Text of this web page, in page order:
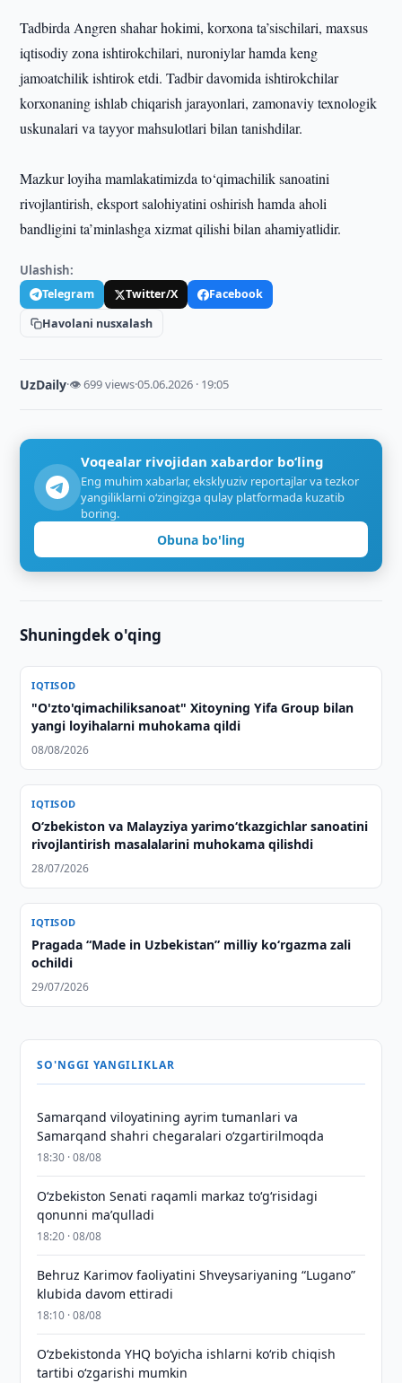
Tadbirda Angren shahar hokimi, korxona ta’sischilari, maxsus
iqtisodiy zona ishtirokchilari, nuroniylar hamda keng
jamoatchilik ishtirok etdi. Tadbir davomida ishtirokchilar
korxonaning ishlab chiqarish jarayonlari, zamonaviy texnologik
uskunalari va tayyor mahsulotlari bilan tanishdilar.
Mazkur loyiha mamlakatimizda to‘qimachilik sanoatini
rivojlantirish, eksport salohiyatini oshirish hamda aholi
bandligini ta’minlashga xizmat qilishi bilan ahamiyatlidir.
Ulashish:
Telegram Twitter/X
Facebook
Havolani nusxalash
UzDaily·👁 699 views·05.06.2026 · 19:05
Voqealar rivojidan xabardor bo‘ling
Eng muhim xabarlar, eksklyuziv reportajlar va tezkor
yangiliklarni o‘zingizga qulay platformada kuzatib
boring.
Obuna bo'ling
Shuningdek o'qing
IQTISOD
"O'zto'qimachiliksanoat" Xitoyning Yifa Group bilan
yangi loyihalarni muhokama qildi
08/08/2026
IQTISOD
Oʻzbekiston va Malayziya yarimoʻtkazgichlar sanoatini
rivojlantirish masalalarini muhokama qilishdi
28/07/2026
IQTISOD
Pragada “Made in Uzbekistan” milliy ko‘rgazma zali
ochildi
29/07/2026
SO'NGGI YANGILIKLAR
Samarqand viloyatining ayrim tumanlari va
Samarqand shahri chegaralari oʻzgartirilmoqda
18:30 · 08/08
Oʻzbekiston Senati raqamli markaz toʻgʻrisidagi
qonunni maʼqulladi
18:20 · 08/08
Behruz Karimov faoliyatini Shveysariyaning “Lugano”
klubida davom ettiradi
18:10 · 08/08
O‘zbekistonda YHQ bo‘yicha ishlarni ko‘rib chiqish
tartibi o‘zgarishi mumkin